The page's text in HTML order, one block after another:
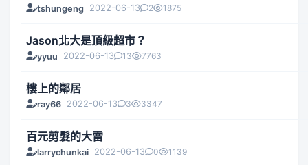
tshungeng 2022-06-13 2 1875
Jason北大是頂級超市？
yyuu 2022-06-13 13 7763
樓上的鄰居
ray66 2022-06-13 3 3347
百元剪髮的大雷
larrychunkai 2022-06-13 0 1139